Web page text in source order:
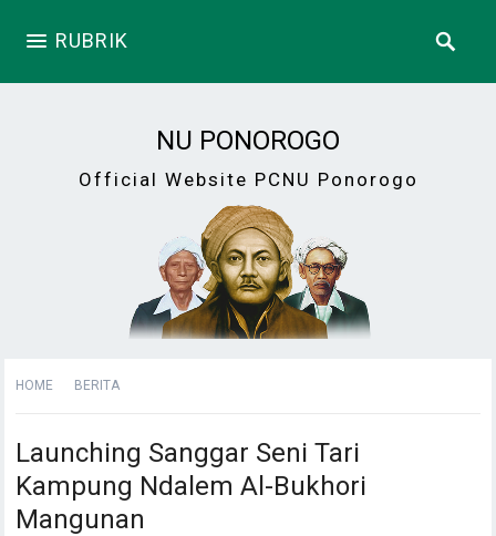
RUBRIK
NU PONOROGO
Official Website PCNU Ponorogo
HOME BERITA
Launching Sanggar Seni Tari
Kampung Ndalem Al-Bukhori
Mangunan